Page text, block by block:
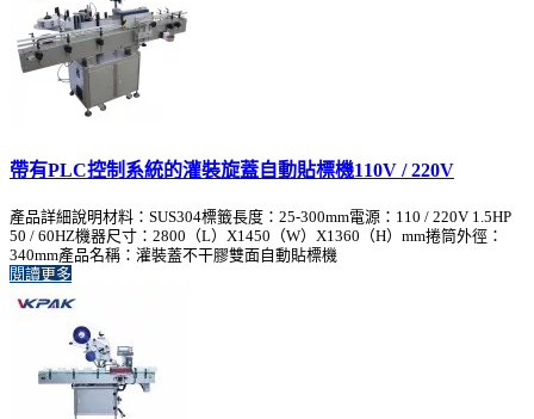
帶有PLC控制系統的灌裝旋蓋自動貼標機110V / 220V
產品詳細說明材料：SUS304標籤長度：25-300mm電源：110 / 220V 1.5HP
50 / 60HZ機器尺寸：2800（L）X1450（W）X1360（H）mm捲筒外徑：
340mm產品名稱：灌裝蓋不干膠雙面自動貼標機
閱讀更多